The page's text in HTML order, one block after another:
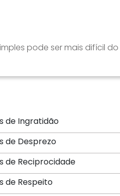
pode ser mais difícil
de Ingratidão
de Desprezo
de Reciprocidade
de Respeito